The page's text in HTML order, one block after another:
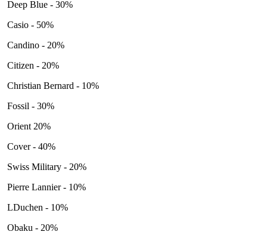
Deep Blue - 30%
Casio - 50%
Candino - 20%
Citizen - 20%
Christian Bernard - 10%
Fossil - 30%
Orient 20%
Cover - 40%
Swiss Military - 20%
Pierre Lannier - 10%
LDuchen - 10%
Obaku - 20%